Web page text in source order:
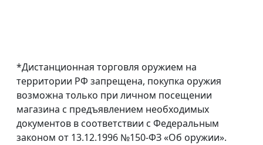
*Дистанционная торговля оружием на
территории РФ запрещена, покупка оружия
возможна только при личном посещении
магазина с предъявлением необходимых
документов в соответствии с Федеральным
законом от 13.12.1996 №150-ФЗ «Об оружии».